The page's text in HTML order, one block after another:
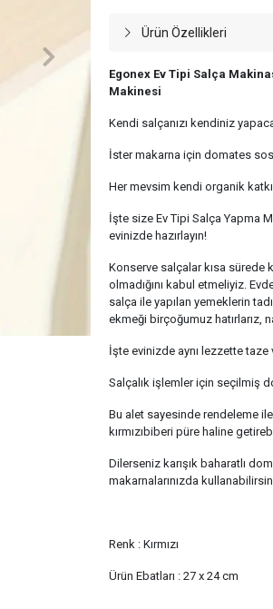
Ürün Özellikleri
Egonex Ev Tipi Salça
Makinesi
Kendi salçanızı kendiniz
İster makarna için domates
Her mevsim kendi organik
İşte size Ev Tipi Salça Yapma
evinizde hazırlayın!
Konserve salçalar kısa sürede
olmadığını kabul etmeliyiz.
salça ile yapılan yemeklerin
ekmeği birçoğumuz hatırlarız,
İşte evinizde aynı lezzette
Salçalık işlemler için seçilmiş
Bu alet sayesinde rendeleme
kırmızıbiberi püre haline
Dilerseniz karışık baharatlı
makarnalarınızda
Renk : Kırmızı
Ürün Ebatları : 27 x 24 cm